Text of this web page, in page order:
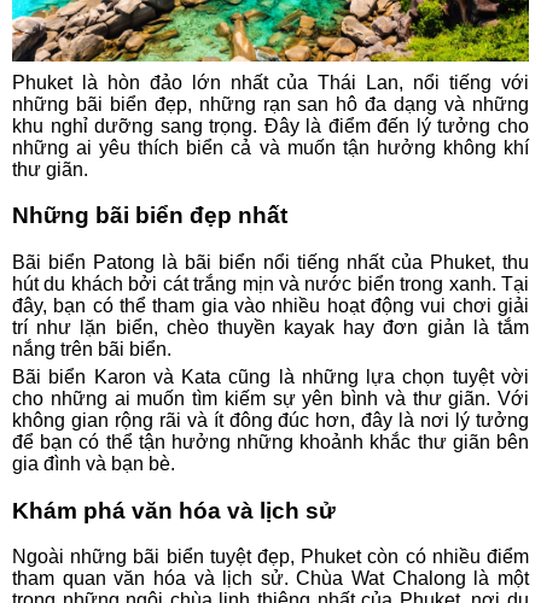
Phuket là hòn đảo lớn nhất của Thái Lan, nổi tiếng với
những bãi biển đẹp, những rạn san hô đa dạng và những
khu nghỉ dưỡng sang trọng. Đây là điểm đến lý tưởng cho
những ai yêu thích biển cả và muốn tận hưởng không khí
thư giãn.
Những bãi biển đẹp nhất
Bãi biển Patong là bãi biển nổi tiếng nhất của Phuket, thu
hút du khách bởi cát trắng mịn và nước biển trong xanh. Tại
đây, bạn có thể tham gia vào nhiều hoạt động vui chơi giải
trí như lặn biển, chèo thuyền kayak hay đơn giản là tắm
nắng trên bãi biển.
Bãi biển Karon và Kata cũng là những lựa chọn tuyệt vời
cho những ai muốn tìm kiếm sự yên bình và thư giãn. Với
không gian rộng rãi và ít đông đúc hơn, đây là nơi lý tưởng
để bạn có thể tận hưởng những khoảnh khắc thư giãn bên
gia đình và bạn bè.
Khám phá văn hóa và lịch sử
Ngoài những bãi biển tuyệt đẹp, Phuket còn có nhiều điểm
tham quan văn hóa và lịch sử. Chùa Wat Chalong là một